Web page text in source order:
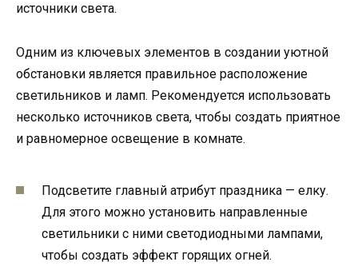
источники света.
Одним из ключевых элементов в создании уютной
обстановки является правильное расположение
светильников и ламп. Рекомендуется использовать
несколько источников света, чтобы создать приятное
и равномерное освещение в комнате.
Подсветите главный атрибут праздника — елку.
Для этого можно установить направленные
светильники с ними светодиодными лампами,
чтобы создать эффект горящих огней.